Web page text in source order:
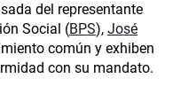
del representante
Social (BPS), José
común y exhiben
con su mandato.